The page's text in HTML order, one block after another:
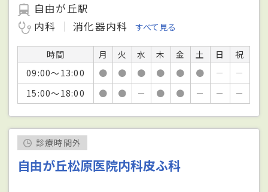
自由が丘駅
内科
消化器内科 すべて見る
時間 月 火 水 木 金 土 日
祝
09:00～13:00
● ● ● ● ● ● －
－
15:00～18:00
● ● － ● ● － － －
診療時間外
自由が丘松原医院内科皮ふ科